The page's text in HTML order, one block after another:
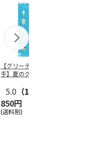
【グリーティング切
手】夏のグリーティ
5.0 （10）
850円
(送料別)